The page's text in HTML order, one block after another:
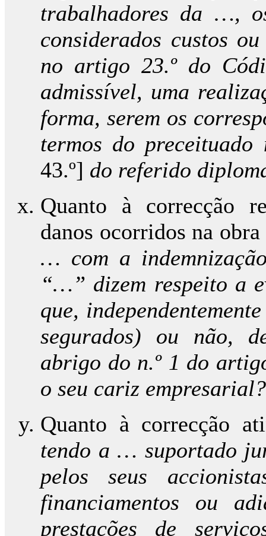
trabalhadores da …,
considerados custos
no artigo 23.º do
admissível, uma
forma, serem os
termos do
43.º] do referido
Quanto à correcção
danos ocorridos na
… com a
“…” dizem respeito a
que,
segurados) ou não,
abrigo do n.º 1 do
o seu cariz empresarial?
Quanto à correcção
tendo a … suportado
pelos seus
financiamentos ou
prestações de